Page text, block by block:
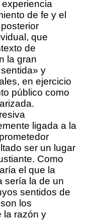
de fe y el
que
de
la gran
y
en ejercicio
público como
ligada a la
ser un lugar
Como
el que la
sería la de un
sentidos de
los
la razón y